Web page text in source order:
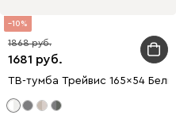
10
1681
1868
ТВ-тумба Трейвис 165x54 Белый